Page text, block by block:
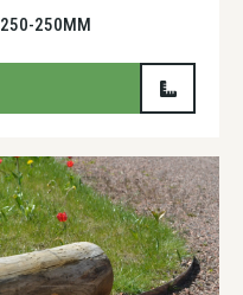
250-250MM